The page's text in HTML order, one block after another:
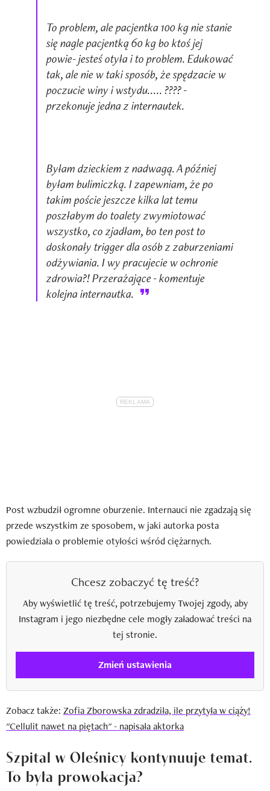
To problem, ale pacjentka 100 kg nie stanie
się nagle pacjentką 60 kg bo ktoś jej
powie- jesteś otyła i to problem. Edukować
tak, ale nie w taki sposób, że spędzacie w
poczucie winy i wstydu..... ???? -
przekonuje jedna z internautek.
Byłam dzieckiem z nadwagą. A później
byłam bulimiczką. I zapewniam, że po
takim poście jeszcze kilka lat temu
poszłabym do toalety zwymiotować
wszystko, co zjadłam, bo ten post to
doskonały trigger dla osób z zaburzeniami
odżywiania. I wy pracujecie w ochronie
zdrowia?! Przerażające - komentuje
kolejna internautka.
Post wzbudził ogromne oburzenie. Internauci nie zgadzają się
przede wszystkim ze sposobem, w jaki autorka posta
powiedziała o problemie otyłości wśród ciężarnych.
Chcesz zobaczyć tę treść?
Aby wyświetlić tę treść, potrzebujemy Twojej zgody, aby
Instagram i jego niezbędne cele mogły załadować treści na
tej stronie.
Zmień ustawienia
Zobacz także: Zofia Zborowska zdradziła, ile przytyła w ciąży!
"Cellulit nawet na piętach" - napisała aktorka
Szpital w Oleśnicy kontynuuje temat.
To była prowokacja?